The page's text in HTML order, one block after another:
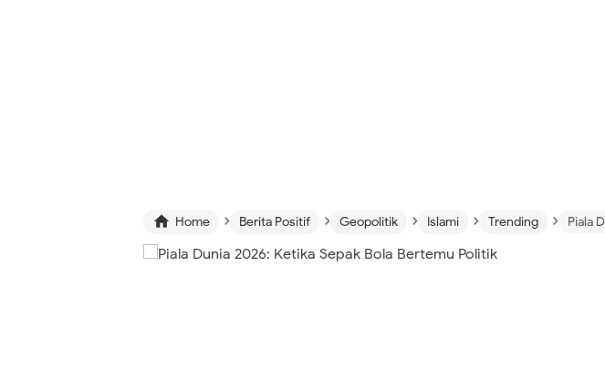
 Home › Berita Positif › Geopolitik › Islami › Trending › Piala